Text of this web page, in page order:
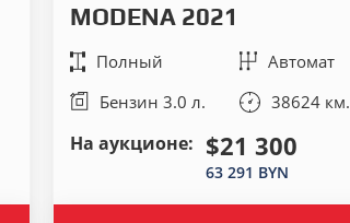
MODENA 2021
Полный
Автомат
Бензин 3.0 л.
38624 км.
На аукционе: $21 300
63 291 BYN